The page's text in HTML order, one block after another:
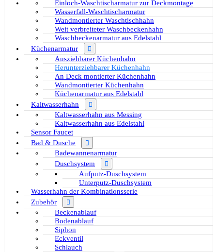
Einloch-Waschtischarmatur zur Deckmontage
Wasserfall-Waschtischarmatur
Wandmontierter Waschtischhahn
Weit verbreiteter Waschbeckenhahn
Waschbeckenarmatur aus Edelstahl
Küchenarmatur
Ausziehbarer Küchenhahn
Herunterziehbarer Küchenhahn
An Deck montierter Küchenhahn
Wandmontierter Küchenhahn
Küchenarmatur aus Edelstahl
Kaltwasserhahn
Kaltwasserhahn aus Messing
Kaltwasserhahn aus Edelstahl
Sensor Faucet
Bad & Dusche
Badewannenarmatur
Duschsystem
Aufputz-Duschsystem
Unterputz-Duschsystem
Wasserhahn der Kombinationsserie
Zubehör
Beckenablauf
Bodenablauf
Siphon
Eckventil
Schlauch